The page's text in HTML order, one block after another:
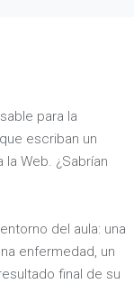
para la
escriban un
Web. ¿Sabrían
del aula: una
enfermedad, un
final de su